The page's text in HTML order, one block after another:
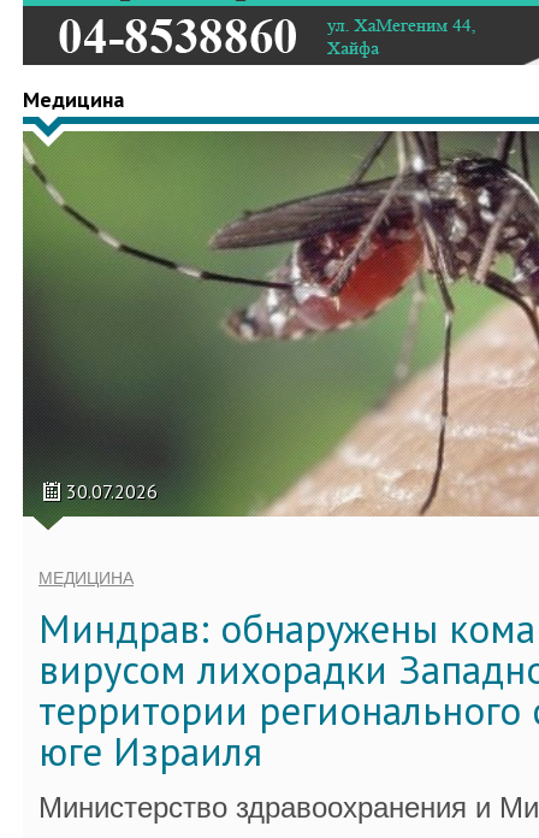
Медицина
30.07.2026
МЕДИЦИНА
Миндрав: обнаружены
вирусом лихорадки
территории регионального
юге Израиля
Министерство здравоохранения и